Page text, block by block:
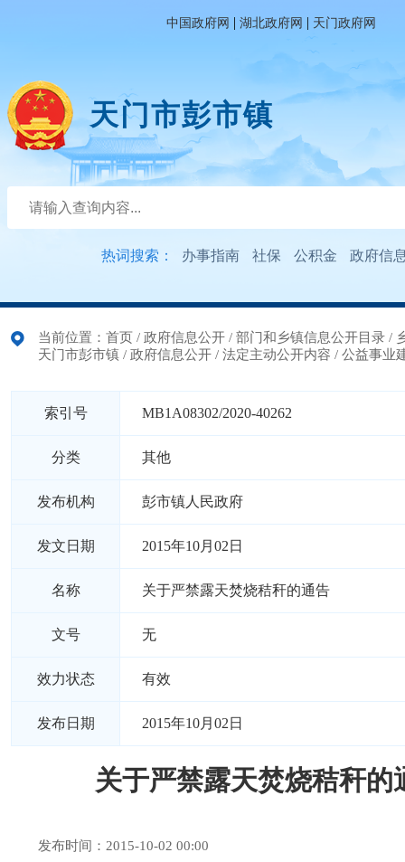
中国政府网 | 湖北政府网 | 天门政府网
天门市彭市镇
热词搜索： 办事指南 社保 公积金 政府信
当前位置： 首页 / 政府信息公开 / 部门和乡镇信息公开目录 /
天门市彭市镇 / 政府信息公开 / 法定主动公开内容 / 公益事业
索引号 MB1A08302/2020-40262
分类 其他
发布机构 彭市镇人民政府
发文日期 2015年10月02日
名称 关于严禁露天焚烧秸秆的通告
文号 无
效力状态 有效
发布日期 2015年10月02日
关于严禁露天焚烧秸秆的
发布时间：2015-10-02 00:00